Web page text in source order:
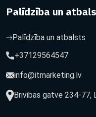
Palīdzība un
Palīdzība un atbalsts
+37129564547
info@itmarketing.lv
Brivibas gatve 234-77,